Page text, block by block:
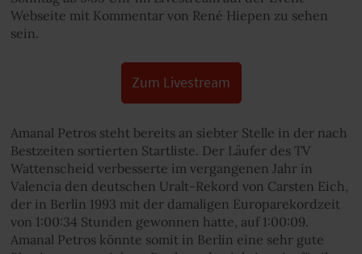
Webseite mit Kommentar von René Hiepen zu sehen
sein.
Zum Livestream
Amanal Petros steht bereits an siebter Stelle in der nach
Bestzeiten sortierten Startliste. Der Läufer des TV
Wattenscheid verbesserte im vergangenen Jahr in
Valencia den deutschen Uralt-Rekord von Carsten Eich,
der in Berlin 1993 mit der damaligen Europarekordzeit
von 1:00:34 Stunden gewonnen hatte, auf 1:00:09.
Amanal Petros könnte somit in Berlin eine sehr gute